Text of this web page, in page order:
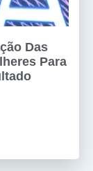
Das
Para